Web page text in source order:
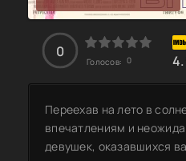
0
Голосов: 0
Переехав на лето в
впечатлениям и
девушек, оказавшихся